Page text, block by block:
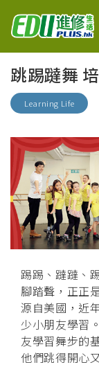
跳踢躂舞
Learning Life
踢踢、躂躂、
腳踏聲，正正
源自美國，近
少小朋友學習
友學習舞步的
他們跳得開心